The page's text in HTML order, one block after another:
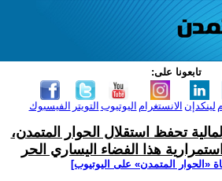
تابعونا على:
الفيسبوك التويتر اليوتيوب الانستغرام لينكدإن
تحفظ استقلال الحوار المتمدن،
هذا الفضاء اليساري الحر
‫«الحوار المتمدن» على اليوتيوب]